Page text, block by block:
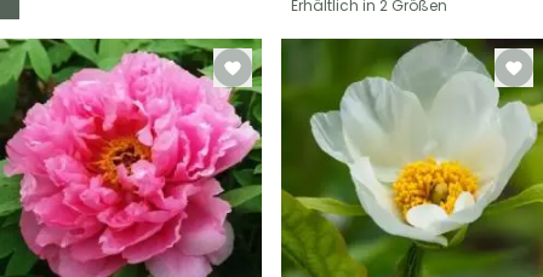
Erhältlich in 2 Größen